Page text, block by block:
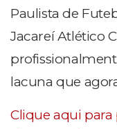
Paulista de
Jacareí Atlético
lacuna que
Clique aqui